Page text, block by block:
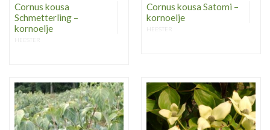
Cornus kousa
Schmetterling –
kornoelje
HEESTER
Cornus kousa Satomi –
kornoelje
HEESTER